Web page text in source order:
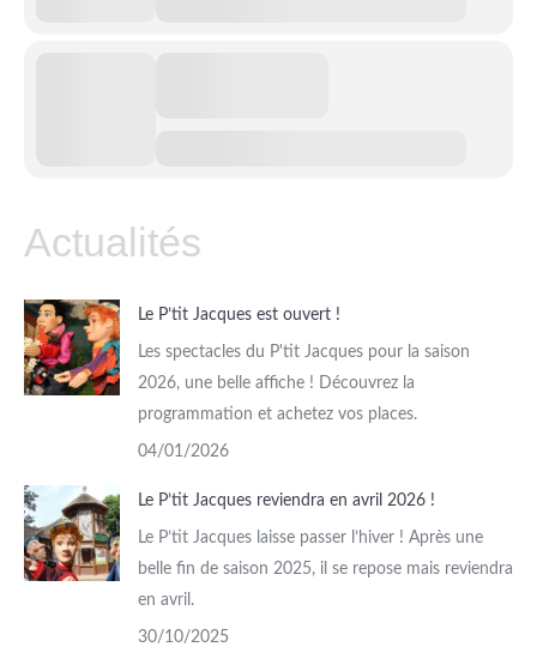
Actualités
Le P’tit Jacques est ouvert !
Les spectacles du P'tit Jacques pour la saison
2026, une belle affiche ! Découvrez la
programmation et achetez vos places.
04/01/2026
Le P’tit Jacques reviendra en avril 2026 !
Le P’tit Jacques laisse passer l’hiver ! Après une
belle fin de saison 2025, il se repose mais reviendra
en avril.
30/10/2025